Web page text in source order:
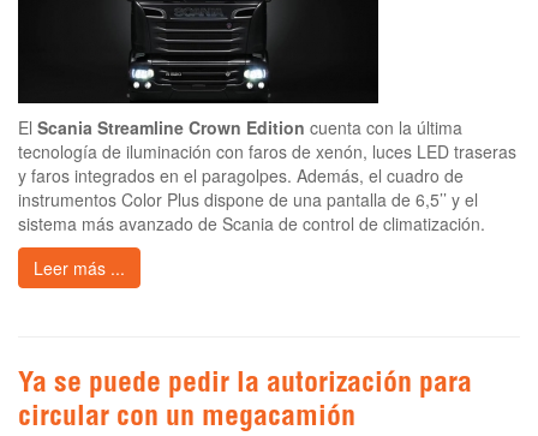
El Scania Streamline Crown Edition cuenta con la última
tecnología de iluminación con faros de xenón, luces LED traseras
y faros integrados en el paragolpes. Además, el cuadro de
instrumentos Color Plus dispone de una pantalla de 6,5’’ y el
sistema más avanzado de Scania de control de climatización.
Leer más ...
Ya se puede pedir la autorización para
circular con un megacamión